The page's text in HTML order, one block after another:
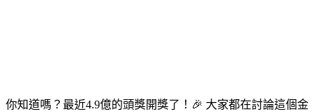
你知道嗎？最近4.9億的頭獎開獎了！🎉 大家都在討論這個金